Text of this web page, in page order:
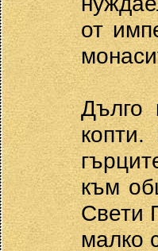
от
Дълго
към
Свети
малко